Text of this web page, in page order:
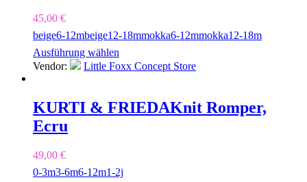
45,00 €
beige6-12mbeige12-18mmokka6-12mmokka12-18m
Ausführung wählen
Vendor:
Little Foxx Concept Store
KURTI & FRIEDAKnit Romper,
Ecru
49,00 €
0-3m3-6m6-12m1-2j